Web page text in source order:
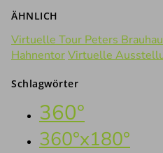
ÄHNLICH
Virtuelle Tour Peters
HahnentorVirtuelle
Schlagwörter
360°
360°x180°